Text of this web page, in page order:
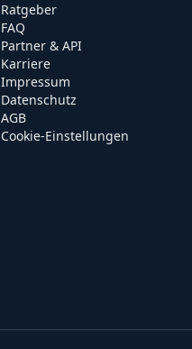
Ratgeber
FAQ
Partner & API
Karriere
Impressum
Datenschutz
AGB
Cookie-Einstellungen